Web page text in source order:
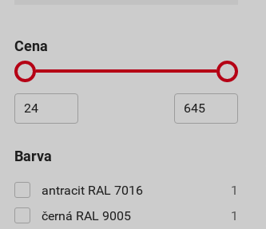
barva
antracit RAL 7016
1
černá RAL 9005
1
cena